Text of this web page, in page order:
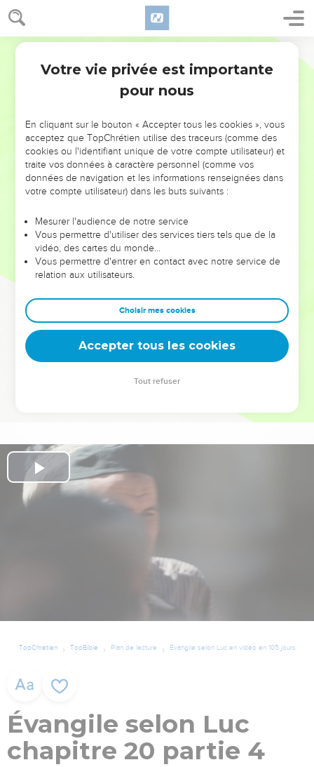
NE MANQUEZ PAS L’ÉVÉNEMENT
DE L’ANNÉE !
ET SI LEURS ERREURS POUVAIENT VOUS ÉVITER LES
VOTRES ?
leur foi ou leur vision. Mais on voit moins les doutes, les erreurs
et les saisons difficiles qu'ils ont traversés, alors même que ce
sont elles qui les ont façonnés.
Dans cette conférence, leaders, entrepreneurs, et responsables
clés pour avancer avec plus de sagesse afin que leurs erreurs
deviennent vos tremplins. Que vous guidiez un ministère, une
équipe, un groupe ou une famille, leur expérience est faite
TopChrétien TopBible Plan de lecture Évangile selon Luc en vidéo en 105 jours
Évangile selon Luc
chapitre 20 partie 4
Play
Votre vie privée est importante
pour nous
En cliquant sur le bouton « Accepter tous les cookies », vous
acceptez que TopChrétien utilise des traceurs (comme des
cookies ou l'identifiant unique de votre compte utilisateur) et
traite vos données à caractère personnel (comme vos
données de navigation et les informations renseignées dans
votre compte utilisateur) dans les buts suivants :
Mesurer l'audience de notre service
Vous permettre d'utiliser des services tiers tels que de la
vidéo, des cartes du monde…
Vous permettre d'entrer en contact avec notre service de
relation aux utilisateurs.
Choisir mes cookies
Accepter tous les cookies
Tout refuser